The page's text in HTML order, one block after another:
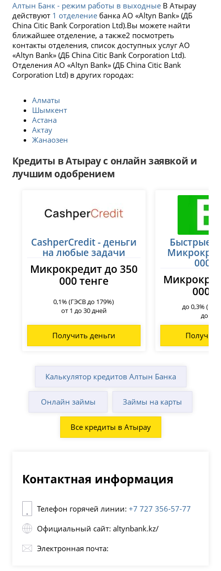
Алтын Банк - режим работы в выходныеВ Атырау
действуют 1 отделениебанка АО «Altyn Bank» (ДБ
China Citic Bank Corporation Ltd).Вы можете найти
ближайшее отделение, а также2 посмотреть
контакты отделения, список доступных услуг АО
«Altyn Bank» (ДБ China Citic Bank Corporation Ltd).
Отделения АО «Altyn Bank» (ДБ China Citic Bank
Corporation Ltd) в других городах:
Алматы
Шымкент
Астана
Актау
Жанаозен
Кредиты в Атырау с онлайн заявкой и
лучшим одобрением
CashperCredit - деньги
на любые задачи
Микрокредит до 350
000 тенге
0,1% (ГЭСВ до 179%)
от 1 до 30 дней
Получить деньги
Быстрые
000
000
до 0,3%
до 45
Калькулятор кредитов Алтын Банка
Онлайн займы Займы на карты
Все кредиты в Атырау
Контактная информация
Телефон горячей линии: +7 727 356-57-77
Официальный сайт: altynbank.kz/
Электронная почта: